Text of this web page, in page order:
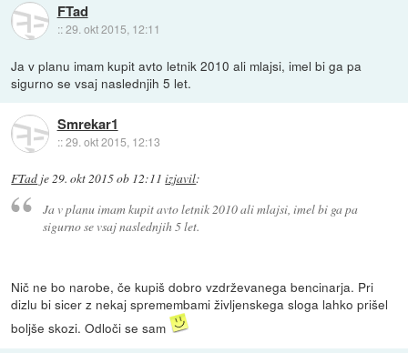
FTad
::29. okt 2015, 12:11
Ja v planu imam kupit avto letnik 2010 ali mlajsi, imel bi ga pa
sigurno se vsaj naslednjih 5 let.
Smrekar1
::29. okt 2015, 12:13
FTad je29. okt 2015 ob 12:11 izjavil:
Ja v planu imam kupit avto letnik 2010 ali mlajsi, imel bi ga pa
sigurno se vsaj naslednjih 5 let.
Nič ne bo narobe, če kupiš dobro vzdrževanega bencinarja. Pri
dizlu bi sicer z nekaj spremembami življenskega sloga lahko prišel
boljše skozi. Odloči se sam